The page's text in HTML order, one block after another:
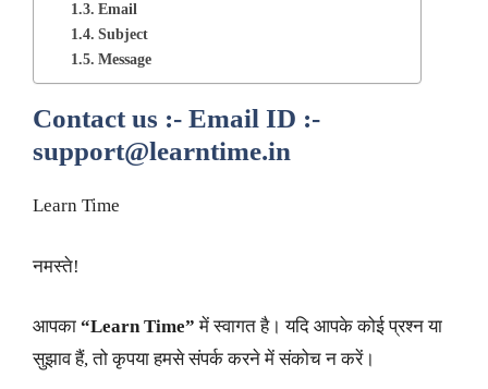
Email
Subject
Message
Contact us :- Email ID :-
support@learntime.in
Learn Time
नमस्ते!
आपका “Learn Time” में स्वागत है। यदि आपके कोई प्रश्न या
सुझाव हैं, तो कृपया हमसे संपर्क करने में संकोच न करें।